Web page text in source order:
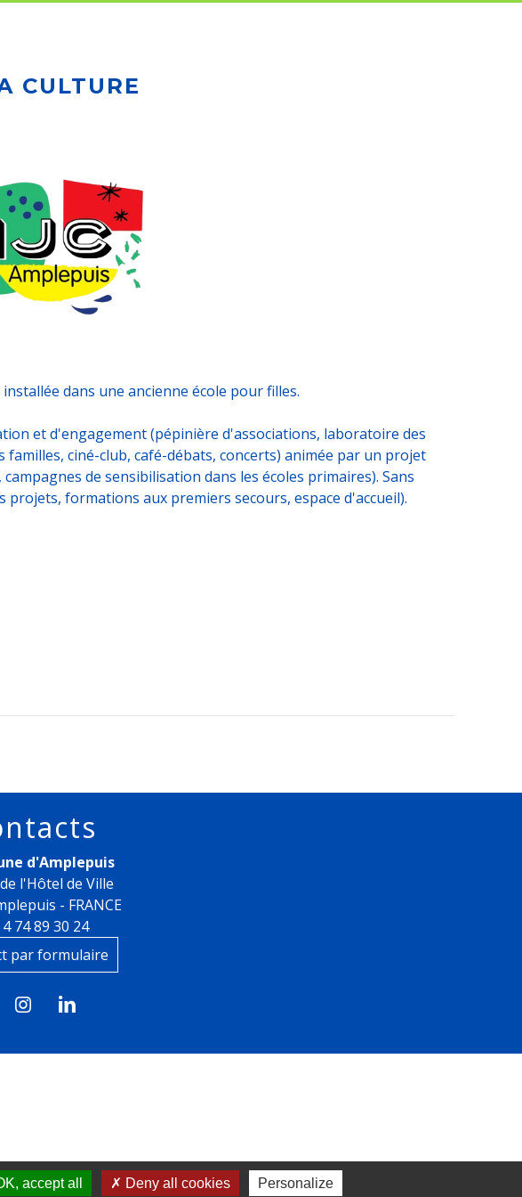
CULTURE
dans une ancienne école pour filles.
et d'engagement (pépinière d'associations, laboratoire des
ciné-club, café-débats, concerts) animée par un projet
de sensibilisation dans les écoles primaires). Sans
formations aux premiers secours, espace d'accueil).
d'Amplepuis
l'Hôtel de Ville
- FRANCE
74 89 30 24
par formulaire
accept all Deny all cookies Personalize